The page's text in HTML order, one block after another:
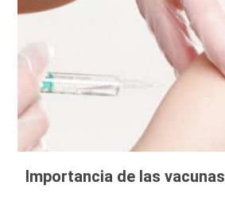
Importancia de las vacunas